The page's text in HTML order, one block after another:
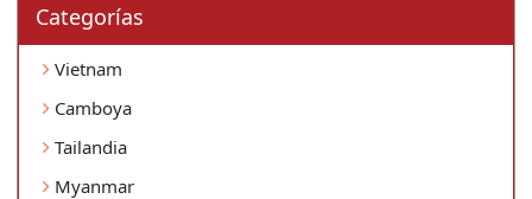
Categorí­as
Vietnam
Camboya
Tailandia
Myanmar